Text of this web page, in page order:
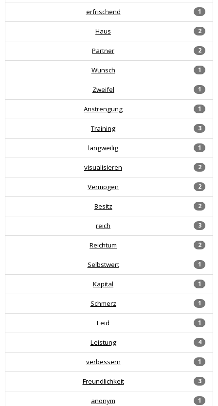
1
erfrischend
2
Haus
2
Partner
1
Wunsch
1
Zweifel
1
Anstrengung
3
Training
1
langweilig
2
visualisieren
2
Vermögen
2
Besitz
3
reich
2
Reichtum
1
Selbstwert
1
Kapital
1
Schmerz
1
Leid
4
Leistung
1
verbessern
3
Freundlichkeit
1
anonym